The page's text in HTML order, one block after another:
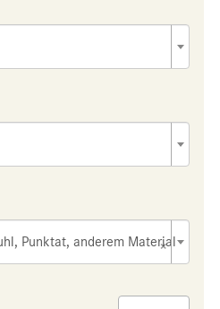
×
Punktat, anderem Material